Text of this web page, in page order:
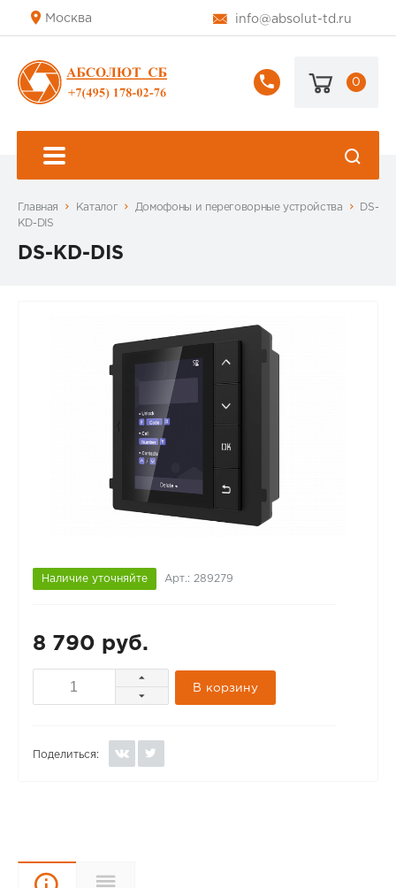
Москва info@absolut-td.ru
+7
178-
0
Главная Каталог Домофоны и переговорные устройства
DS-
KD-DIS
DS-KD-DIS
Наличие уточняйте Арт.: 289279
8 790 руб.
В корзину
Поделиться:
Описание